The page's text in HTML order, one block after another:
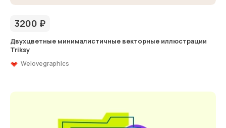
3200 ₽
Двухцветные минималистичные векторные иллюстрации
Triksy
Welovegraphics